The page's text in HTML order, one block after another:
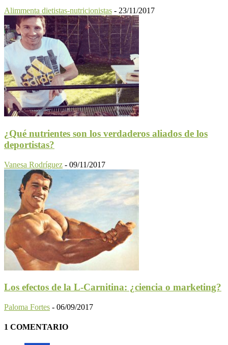
Alimmenta dietistas-nutricionistas - 23/11/2017
¿Qué nutrientes son los verdaderos aliados de los
deportistas?
Vanesa Rodríguez - 09/11/2017
Los efectos de la L-Carnitina: ¿ciencia o marketing?
Paloma Fortes - 06/09/2017
1 COMENTARIO